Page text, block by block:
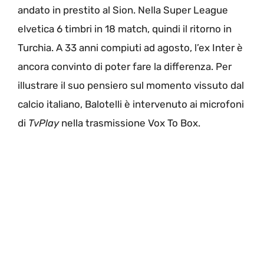
andato in prestito al Sion. Nella Super League
elvetica 6 timbri in 18 match, quindi il ritorno in
Turchia. A 33 anni compiuti ad agosto, l’ex Inter è
ancora convinto di poter fare la differenza. Per
illustrare il suo pensiero sul momento vissuto dal
calcio italiano, Balotelli è intervenuto ai microfoni
di TvPlaynella trasmissione Vox To Box.